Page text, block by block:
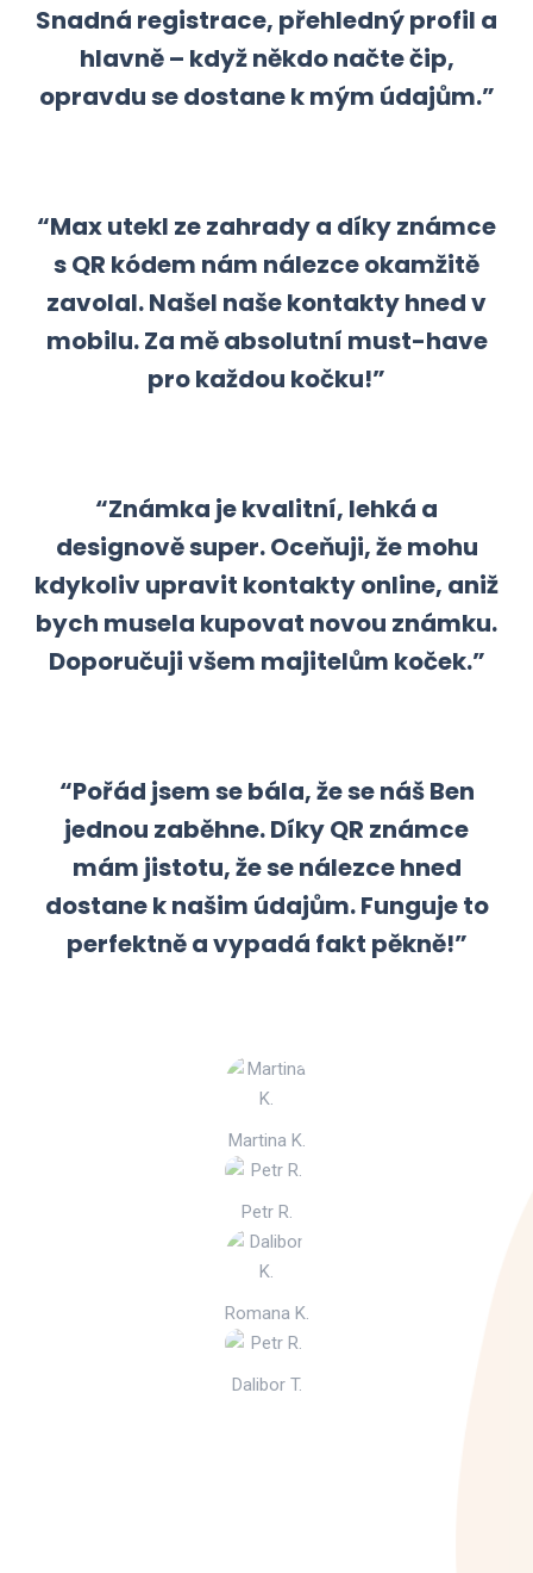
Snadná registrace, přehledný profil a
hlavně – když někdo načte čip,
opravdu se dostane k mým údajům.”
“Max utekl ze zahrady a díky známce
s QR kódem nám nálezce okamžitě
zavolal. Našel naše kontakty hned v
mobilu. Za mě absolutní must-have
pro každou kočku!”
“Známka je kvalitní, lehká a
designově super. Oceňuji, že mohu
kdykoliv upravit kontakty online, aniž
bych musela kupovat novou známku.
Doporučuji všem majitelům koček.”
“Pořád jsem se bála, že se náš Ben
jednou zaběhne. Díky QR známce
mám jistotu, že se nálezce hned
dostane k našim údajům. Funguje to
perfektně a vypadá fakt pěkně!”
Martina K.
Petr R.
Romana K.
Dalibor T.